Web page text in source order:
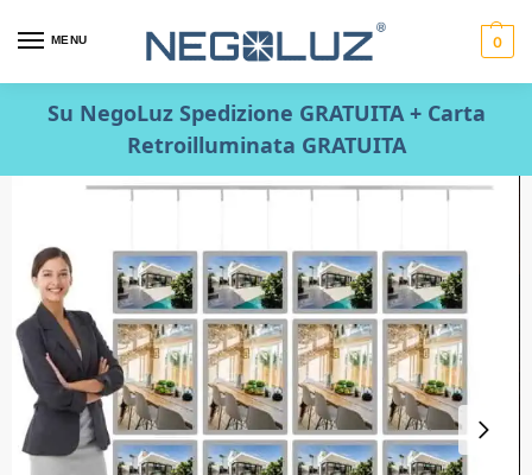
MENU 0
Su NegoLuz Spedizione GRATUITA + Carta
Retroilluminata GRATUITA